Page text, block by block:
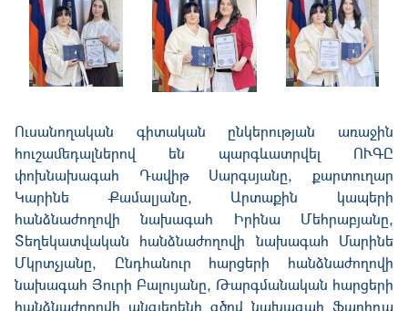
Ուսանողական գիտական ընկերության առաջին
հուշամեդալներով են պարգևատրվել ՈՒԳԸ
փոխնախագահ Դավիթ Սարգսյանը, քարտուղար
Կարինե Քամալյանը, Արտաքին կապերի
հանձնաժողովի նախագահ Իրինա Մեհրաբյանը,
Տեղեկատվական հանձնաժողովի նախագահ Մարինե
Մկրտչյանը, Ընդհանուր հարցերի հանձնաժողովի
նախագահ Յուրի Բալույանը, Թարգմանական հարցերի
հանձնաժողովի անգլերենի գծով նախագահ Ֆարիդա